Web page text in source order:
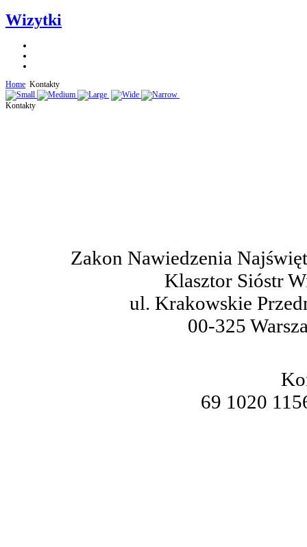
Wizytki
Home Kontakty
Kontakty
Zakon Nawiedzenia
Klasztor Sióstr
ul. Krakowskie
00-325
69 1020